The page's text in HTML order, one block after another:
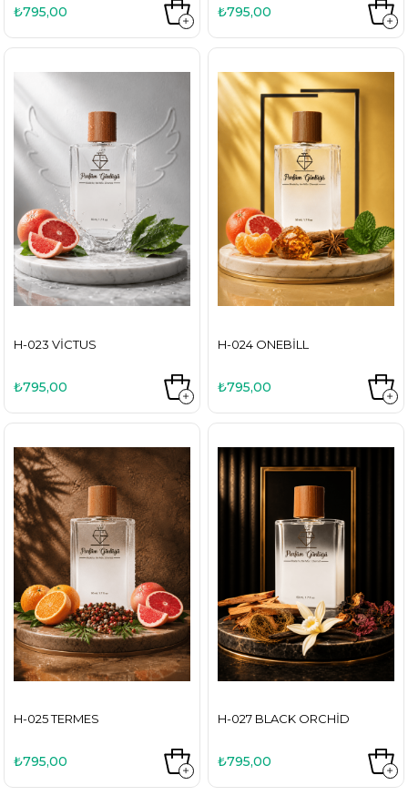
₺795,00 ₺795,00
H-023 VICTUS
₺795,00
H-024 ONEBILL
₺795,00
H-025 TERMES
₺795,00
H-027 BLACK ORCHID
₺795,00